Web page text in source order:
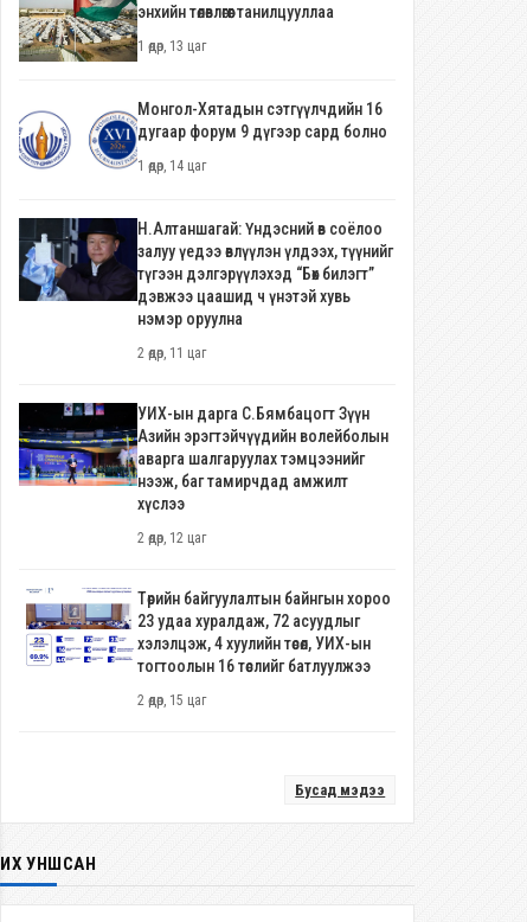
энхийн төлөвлөгөөг танилцууллаа
1 өдөр, 13 цаг
Монгол-Хятадын сэтгүүлчдийн 16
дугаар форум 9 дүгээр сард болно
1 өдөр, 14 цаг
Н.Алтаншагай: Үндэсний өв соёлоо
залуу үедээ өвлүүлэн үлдээх, түүнийг
түгээн дэлгэрүүлэхэд “Бөх билэгт”
дэвжээ цаашид ч үнэтэй хувь
нэмэр оруулна
2 өдөр, 11 цаг
УИХ-ын дарга С.Бямбацогт Зүүн
Азийн эрэгтэйчүүдийн волейболын
аварга шалгаруулах тэмцээнийг
нээж, баг тамирчдад амжилт
хүслээ
2 өдөр, 12 цаг
Төрийн байгуулалтын байнгын хороо
23 удаа хуралдаж, 72 асуудлыг
хэлэлцэж, 4 хуулийн төсөл, УИХ-ын
тогтоолын 16 төслийг батлуулжээ
2 өдөр, 15 цаг
Бусад мэдээ
ИХ УНШСАН